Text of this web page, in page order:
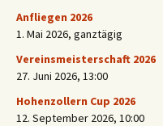
Anfliegen 2026
1. Mai 2026, ganztägig
Vereinsmeisterschaft 2026
27. Juni 2026, 13:00
Hohenzollern Cup 2026
12. September 2026, 10:00